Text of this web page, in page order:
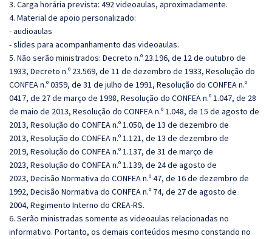
3. Carga horária prevista: 492 videoaulas, aproximadamente.
4. Material de apoio personalizado:
- audioaulas
- slides para acompanhamento das videoaulas.
5. Não serão ministrados: Decreto n.º 23.196, de 12 de outubro de
1933, Decreto n.º 23.569, de 11 de dezembro de 1933, Resolução do
CONFEA n.º 0359, de 31 de julho de 1991, Resolução do CONFEA n.º
0417, de 27 de março de 1998, Resolução do CONFEA n.º 1.047, de 28
de maio de 2013, Resolução do CONFEA n.º 1.048, de 15 de agosto de
2013, Resolução do CONFEA n.º 1.050, de 13 de dezembro de
2013, Resolução do CONFEA n.º 1.121, de 13 de dezembro de
2019, Resolução do CONFEA n.º 1.137, de 31 de março de
2023, Resolução do CONFEA n.º 1.139, de 24 de agosto de
2023, Decisão Normativa do CONFEA n.º 47, de 16 de dezembro de
1992, Decisão Normativa do CONFEA n.º 74, de 27 de agosto de
2004, Regimento Interno do CREA-RS.
6. Serão ministradas somente as videoaulas relacionadas no
informativo. Portanto, os demais conteúdos mesmo constando no